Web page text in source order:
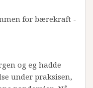
og eg hadde
under praksisen,